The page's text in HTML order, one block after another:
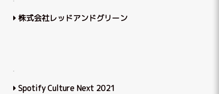
株式会社レッドアンドグリーン
Spotify Culture Next 2021